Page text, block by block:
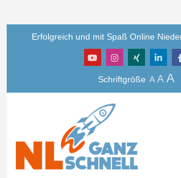
Erfolgreich und mit Spaß Online
Schriftgröße A A A